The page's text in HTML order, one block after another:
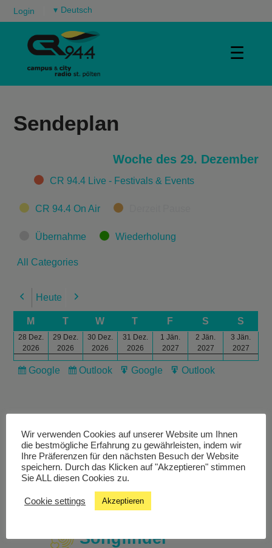
Login ▾
☰
Sendeplan
Woche des 29. Dezember
CategoriesCR 94.4 Live - Festivals & Events
CR 94.4 On Air
Übernahme Wiederholung
All Categories
Previous
Heute Next
M T W T F S S
28 Dez.
2026
29 Dez.
2026
30 Dez.
2026
31 Dez.
2026
1 Jän.
2027
2 Jän.
2027
3 Jän.
2027
Subscribe
Google
Subscribe
Outlook
Export
Google
Export
Outlook
Livestream
Studiochat
Songfinder
Wir verwenden Cookies auf unserer Website um Ihnen
die bestmögliche Erfahrung zu gewährleisten, indem wir
Ihre Präferenzen für den nächsten Besuch der Website
speichern. Durch das Klicken auf "Akzeptieren" stimmen
Sie ALL diesen Cookies zu.
Cookie settings Akzeptieren